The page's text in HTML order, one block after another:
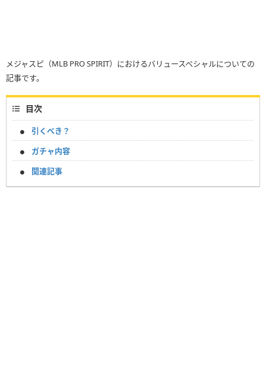
メジャスピ（MLB PRO SPIRIT）におけるバリュースペシャルについての
記事です。
目次
引くべき？
ガチャ内容
関連記事